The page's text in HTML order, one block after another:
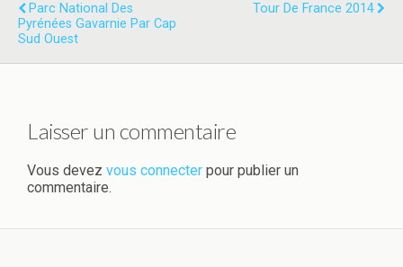
Parc National Des
Pyrénées Gavarnie Par Cap
Sud Ouest
Tour De France 2014
Laisser un commentaire
Vous devez vous connecter pour publier un
commentaire.